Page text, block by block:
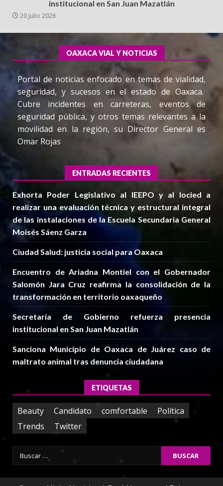
institucional en San Juan Mazatlán
20 julio 2026
OAXACA VIAL Y NOTICIAS
Portal de noticias enfocado en temas de vialidad,
seguridad, y sucesos en el estado de Oaxaca.
Cubre incidentes en carreteras, eventos de
seguridad pública, y otros temas relevantes a la
movilidad en la región, su Director General es
Omar Rojas
ENTRADAS RECIENTES
Exhorta Poder Legislativo al IEEPO y al Iocied a
realizar una evaluación técnica y estructural integral
de las instalaciones de la Escuela Secundaria General
Moisés Sáenz Garza
Ciudad Salud: justicia social para Oaxaca
Encuentro de Ariadna Montiel con el Gobernador
Salomón Jara Cruz reafirma la consolidación de la
transformación en territorio oaxaqueño
Secretaría de Gobierno refuerza presencia
institucional en San Juan Mazatlán
Sanciona Municipio de Oaxaca de Juárez caso de
maltrato animal tras denuncia ciudadana
ETIQUETAS
Beauty Candidato comfortable
Política
Trends
Twitter
Buscar: